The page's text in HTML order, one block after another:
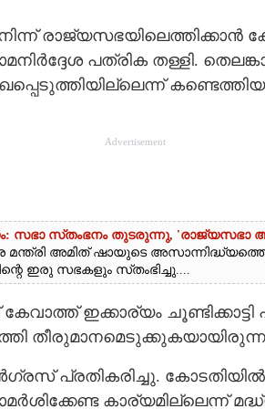
രാജ്യസഭയിലെത്തിക്കാൻ
പത്രിക തള്ളി.
Advertisement
സഭാ സ്‌തംഭനം തുടരുന്നു, 'രാജ്യസഭാ
അമിത് ഷായുടെ
ഇരു സഭകളും സ്‌തംഭിച്ചു....
ഇക്കാര്യം
പ്രതികരിച്ചു. കോടതിയിൽ
കാര്യമില്ലെന്ന്